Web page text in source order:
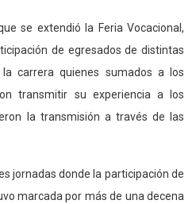
se extendió la Feria Vocacional,
de egresados de distintas
carrera quienes sumados a los
transmitir su experiencia a los
la transmisión a través de las
jornadas donde la participación de
marcada por más de una decena